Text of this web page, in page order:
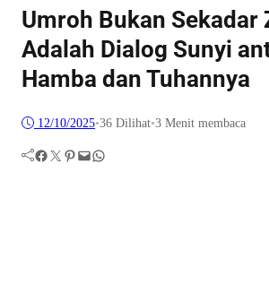
Umroh Bukan Sekadar
Adalah Dialog Sunyi
Hamba dan Tuhannya
12/10/2025•36 Dilihat•3 Menit membaca
Facebook Twitter Pinterest Mail WhatsApp